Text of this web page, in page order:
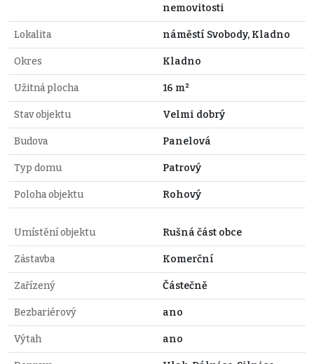
nemovitosti
Lokalita náměstí Svobody, Kladno
Okres Kladno
Užitná plocha 16 m²
Stav objektu Velmi dobrý
Budova Panelová
Typ domu Patrový
Poloha objektu Rohový
Umístění objektu Rušná část obce
Zástavba Komerční
Zařízený Částečně
Bezbariérový ano
Výtah ano